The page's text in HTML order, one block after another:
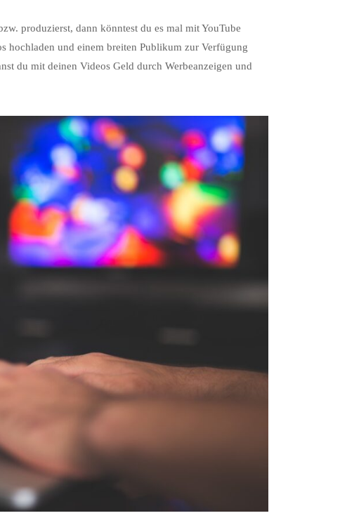
produzierst, dann könntest du es mal mit YouTube
hochladen und einem breiten Publikum zur Verfügung
du mit deinen Videos Geld durch Werbeanzeigen und